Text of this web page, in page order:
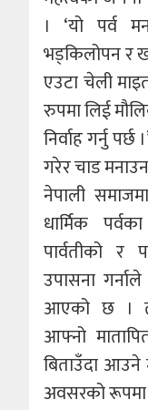
। ‘यो पर्व
भड्किलोपन र
एउटा चेली
रुपमा लिई
निर्वाह गर्नु
गरेर चाड
नेपाली
धार्मिक
पार्वतीको र
उपासना
आएको छ ।
आफ्नो
बिताउँदा आउने
अवसरको रूपमा